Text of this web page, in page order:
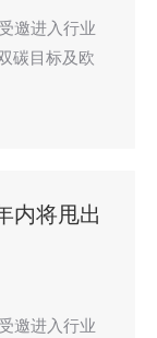
邀进入行业
碳目标及欧
内将甩出
邀进入行业